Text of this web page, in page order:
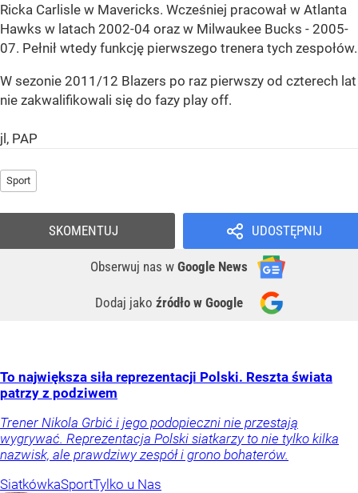
Ricka Carlisle w Mavericks. Wcześniej pracował w Atlanta
Hawks w latach 2002-04 oraz w Milwaukee Bucks - 2005-
07. Pełnił wtedy funkcję pierwszego trenera tych zespołów.
W sezonie 2011/12 Blazers po raz pierwszy od czterech lat
nie zakwalifikowali się do fazy play off.
jl, PAP
Sport
UDOSTĘPNIJ
Obserwuj nas w Google News
Dodaj jako źródło w Google
SKOMENTUJ
To największa siła reprezentacji Polski. Reszta świata
patrzy z podziwem
Trener Nikola Grbić i jego podopieczni nie przestają
wygrywać. Reprezentacja Polski siatkarzy to nie tylko kilka
nazwisk, ale prawdziwy zespół i grono bohaterów.
SiatkówkaSportTylko u Nas